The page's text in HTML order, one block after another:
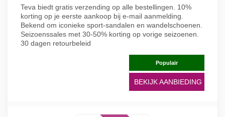
Teva biedt gratis verzending op alle bestellingen. 10%
korting op je eerste aankoop bij e-mail aanmelding.
Bekend om iconieke sport-sandalen en wandelschoenen.
Seizoenssales met 30-50% korting op vorige seizoenen.
30 dagen retourbeleid
Populair
BEKIJK AANBIEDING